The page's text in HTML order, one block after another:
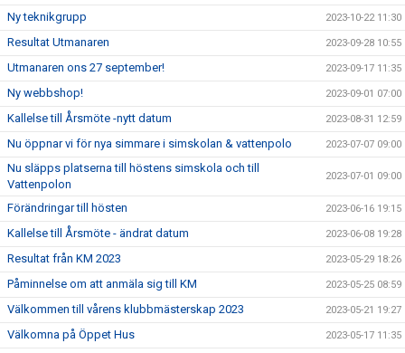
Ny teknikgrupp 2023-10-22 11:30
Resultat Utmanaren 2023-09-28 10:55
Utmanaren ons 27 september! 2023-09-17 11:35
Ny webbshop! 2023-09-01 07:00
Kallelse till Årsmöte -nytt datum 2023-08-31 12:59
Nu öppnar vi för nya simmare i simskolan & vattenpolo 2023-07-07 09:00
Nu släpps platserna till höstens simskola och till
Vattenpolon
2023-07-01 09:00
Förändringar till hösten 2023-06-16 19:15
Kallelse till Årsmöte - ändrat datum 2023-06-08 19:28
Resultat från KM 2023 2023-05-29 18:26
Påminnelse om att anmäla sig till KM 2023-05-25 08:59
Välkommen till vårens klubbmästerskap 2023 2023-05-21 19:27
Välkomna på Öppet Hus 2023-05-17 11:35